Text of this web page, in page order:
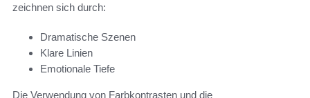
zeichnen sich durch:
Dramatische Szenen
Klare Linien
Emotionale Tiefe
Die Verwendung von Farbkontrasten und die